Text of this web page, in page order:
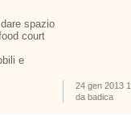
spazio
court
e
24 gen 2013
da badica